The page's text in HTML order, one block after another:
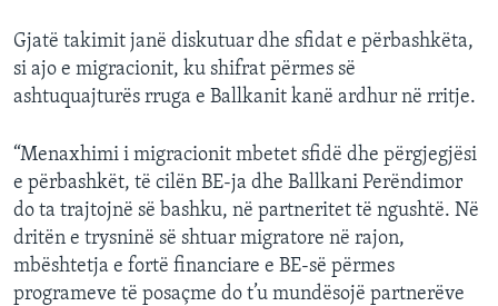
Gjatë takimit janë diskutuar dhe sfidat e përbashkëta,
si ajo e migracionit, ku shifrat përmes së
ashtuquajturës rruga e Ballkanit kanë ardhur në rritje.
“Menaxhimi i migracionit mbetet sfidë dhe përgjegjësi
e përbashkët, të cilën BE-ja dhe Ballkani Perëndimor
do ta trajtojnë së bashku, në partneritet të ngushtë. Në
dritën e trysninë së shtuar migratore në rajon,
mbështetja e fortë financiare e BE-së përmes
programeve të posaçme do t’u mundësojë partnerëve